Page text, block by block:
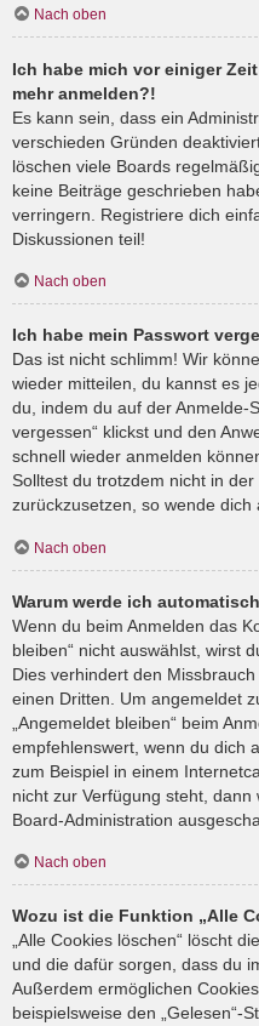
Nach oben
Ich habe mich vor einiger
mehr anmelden?!
Es kann sein, dass ein
verschieden Gründen
löschen viele Boards
keine Beiträge geschrieben
verringern. Registriere dich
Diskussionen teil!
Nach oben
Ich habe mein Passwort
Das ist nicht schlimm! Wir
wieder mitteilen, du kannst es
du, indem du auf der Anmelde-
vergessen“ klickst und den
schnell wieder anmelden
Solltest du trotzdem nicht in
zurückzusetzen, so wende
Nach oben
Warum werde ich
Wenn du beim Anmelden das
bleiben“ nicht auswählst, wirst
Dies verhindert den
einen Dritten. Um angemeldet
„Angemeldet bleiben“ beim
empfehlenswert, wenn du dich
zum Beispiel in einem
nicht zur Verfügung steht,
Board-Administration
Nach oben
Wozu ist die Funktion „Alle
„Alle Cookies löschen“ löscht
und die dafür sorgen, dass du
Außerdem ermöglichen
beispielsweise den „Gelesen“-